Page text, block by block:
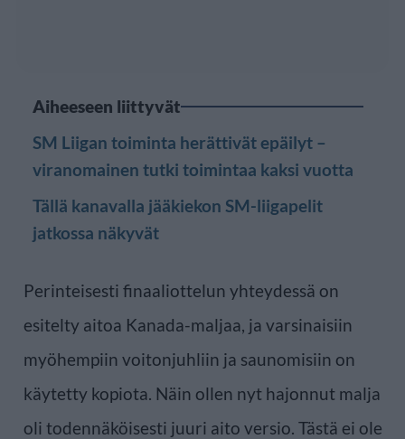
Aiheeseen liittyvät
SM Liigan toiminta herättivät epäilyt –
viranomainen tutki toimintaa kaksi vuotta
Tällä kanavalla jääkiekon SM-liigapelit
jatkossa näkyvät
Perinteisesti finaaliottelun yhteydessä on
esitelty aitoa Kanada-maljaa, ja varsinaisiin
myöhempiin voitonjuhliin ja saunomisiin on
käytetty kopiota. Näin ollen nyt hajonnut malja
oli todennäköisesti juuri aito versio. Tästä ei ole